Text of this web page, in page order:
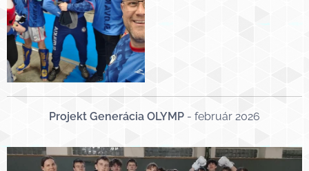
Projekt Generácia OLYMP - február 2026